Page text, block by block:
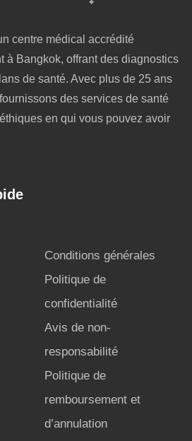
centre médical accrédité
à Bangkok, offrant des diagnostics
de santé. Avec plus de 25 ans
des services de santé
en qui vous pouvez avoir
Conditions générales
Politique de
confidentialité
Avis de non-
responsabilité
Politique de
remboursement et
d’annulation